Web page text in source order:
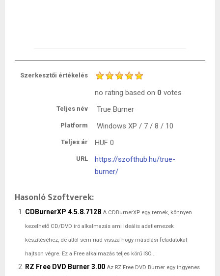
Szerkesztői értékelés
no rating based on 0 votes
Teljes név True Burner
Platform Windows XP / 7 / 8 / 10
Teljes ár HUF 0
URL
https://szofthub.hu/true-
burner/
Hasonló Szoftverek:
CDBurnerXP 4.5.8.7128 A CDBurnerXP egy remek, könnyen
kezelhető CD/DVD író alkalmazás ami ideális adatlemezek
készítéséhez, de attól sem riad vissza hogy másolási feladatokat
hajtson végre. Ez a Free alkalmazás teljes körű ISO...
RZ Free DVD Burner 3.00 Az RZ Free DVD Burner egy ingyenes